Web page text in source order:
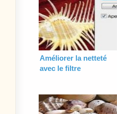
Améliorer la netteté
avec le filtre